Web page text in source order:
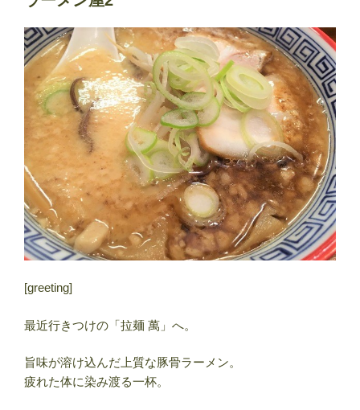
[greeting]
最近行きつけの「拉麺 萬」へ。
旨味が溶け込んだ上質な豚骨ラーメン。
疲れた体に染み渡る一杯。